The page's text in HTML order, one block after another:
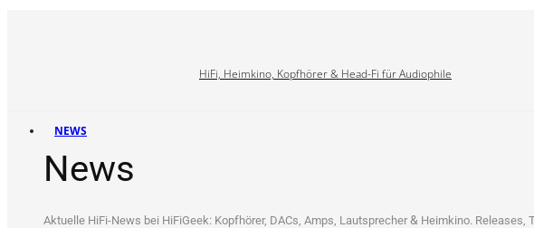
HiFi, Heimkino, Kopfhörer & Head-Fi für Audiophile
NEWS
News
Aktu­el­le HiFi-News bei HiFi­Ge­ek: Kopf­hö­rer, DACs, Amps, Laut­spre­cher & Heim­ki­no. Releases,